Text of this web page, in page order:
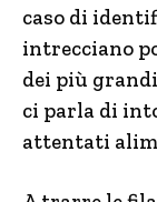
caso di
intrecciano
dei più
ci parla di
attentati